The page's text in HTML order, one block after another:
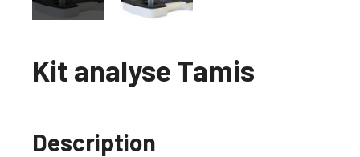
Kit analyse Tamis
Description